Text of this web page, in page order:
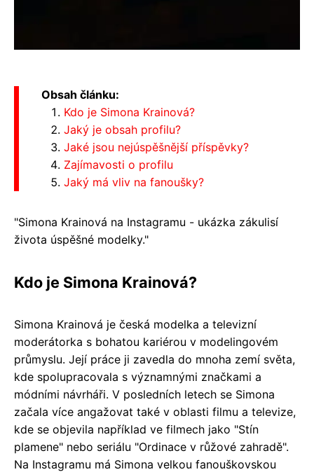
Obsah článku:
Kdo je Simona Krainová?
Jaký je obsah profilu?
Jaké jsou nejúspěšnější příspěvky?
Zajímavosti o profilu
Jaký má vliv na fanoušky?
"Simona Krainová na Instagramu - ukázka zákulisí
života úspěšné modelky."
Kdo je Simona Krainová?
Simona Krainová je česká modelka a televizní
moderátorka s bohatou kariérou v modelingovém
průmyslu. Její práce ji zavedla do mnoha zemí světa,
kde spolupracovala s významnými značkami a
módními návrháři. V posledních letech se Simona
začala více angažovat také v oblasti filmu a televize,
kde se objevila například ve filmech jako "Stín
plamene" nebo seriálu "Ordinace v růžové zahradě".
Na Instagramu má Simona velkou fanouškovskou